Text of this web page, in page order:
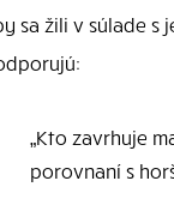
sa žili v súlade s
„Kto zavrhuje
porovnaní s